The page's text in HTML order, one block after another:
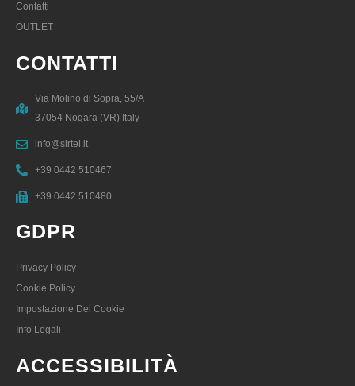
Contatti
OUTLET
CONTATTI
Via Molino di Sopra, 55/A
37054 Nogara (VR) Italy
info@sirtel.it
+39 0442 510467
+39 0442 510480
GDPR
Privacy Policy
Cookie Policy
Impostazione Dei Cookie
Info Legali
ACCESSIBILITÀ